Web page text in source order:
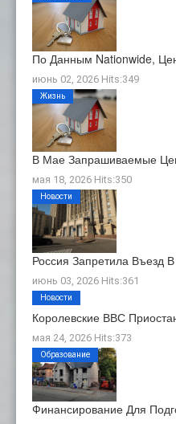
По Данным Nationwide,
июнь 02, 2026 Hits:349
В Мае Запрашиваемые
мая 18, 2026 Hits:350
Жизнь
Россия Запретила Въезд
июнь 03, 2026 Hits:361
Новости
Королевские ВВС
мая 24, 2026 Hits:373
Новости
Финансирование Для
Образование